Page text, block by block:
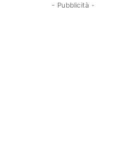
- Pubblicità -